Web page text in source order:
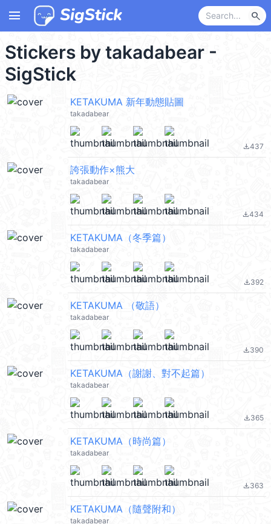
menu search
Stickers by takadabear -
SigStick
KETAKUMA 新年動態貼圖
takadabear
file_download437
誇張動作×熊大
takadabear
file_download434
KETAKUMA（冬季篇）
takadabear
file_download392
KETAKUMA （敬語）
takadabear
file_download390
KETAKUMA（謝謝、對不起篇）
takadabear
file_download365
KETAKUMA（時尚篇）
takadabear
file_download363
KETAKUMA（隨聲附和）
takadabear